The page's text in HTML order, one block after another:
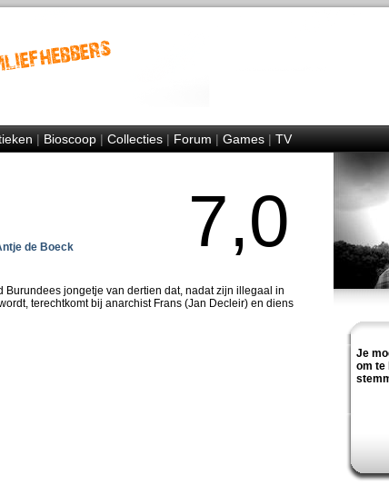
|Bioscoop|Collecties|Forum|Games|TV
Je
om te
de Boeck
7,0
Burundees jongetje van dertien dat, nadat zijn illegaal in
terechtkomt bij anarchist Frans (Jan Decleir) en diens